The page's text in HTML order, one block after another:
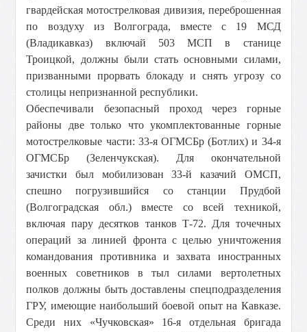
гвардейская мотострелковая дивизия, переброшенная
по воздуху из Волгограда, вместе с 19 МСД
(Владикавказ) включай 503 МСП в станице
Троицкой, должны были стать основными силами,
призванными прорвать блокаду и снять угрозу со
столицы непризнанной республики.
Обеспечивали безопасный проход через горные
районы две только что укомплектованные горные
мотострелковые части: 33-я ОГМСБр (Ботлих) и 34-я
ОГМСБр (Зеленчукская). Для окончательной
зачистки был мобилизован 33-й казачий ОМСП,
спешно погрузившийся со станции Прудбой
(Волгоградская обл.) вместе со всей техникой,
включая пару десятков танков Т-72. Для точечных
операций за линией фронта с целью уничтожения
командования противника и захвата иностранных
военных советников в тыл силами вертолетных
полков должны быть доставлены спецподразделения
ГРУ, имеющие наибольший боевой опыт на Кавказе.
Среди них «Чучковская» 16-я отдельная бригада